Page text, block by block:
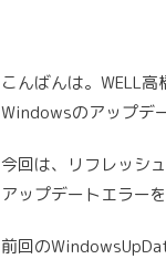
こんばんは。WELL高
Windowsのアップデ
今回は、リフレッシ
アップデートエラー
前回の